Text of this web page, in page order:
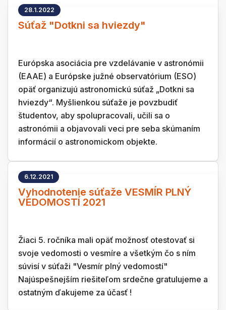
28.1.2022
Súťaž "Dotkni sa hviezdy"
Európska asociácia pre vzdelávanie v astronómii
(EAAE) a Európske južné observatórium (ESO)
opäť organizujú astronomickú súťaž „Dotkni sa
hviezdy“. Myšlienkou súťaže je povzbudiť
študentov, aby spolupracovali, učili sa o
astronómii a objavovali veci pre seba skúmaním
informácií o astronomickom objekte.
6.12.2021
Vyhodnotenie súťaže VESMÍR PLNÝ
VEDOMOSTÍ 2021
Žiaci 5. ročníka mali opäť možnosť otestovať si
svoje vedomosti o vesmíre a všetkým čo s ním
súvisí v súťaži "Vesmír plný vedomostí"
Najúspešnejším riešiteľom srdečne gratulujeme a
ostatným ďakujeme za účasť !